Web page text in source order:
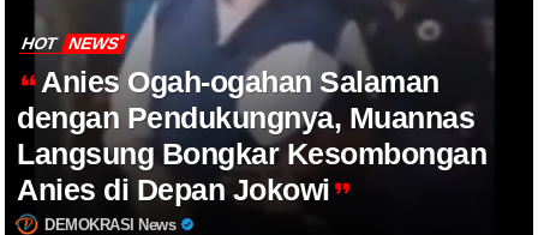
HOT NEWS
Anies Ogah-ogahan Salaman
dengan Pendukungnya, Muannas
Langsung Bongkar Kesombongan
Anies di Depan Jokowi
DEMOKRASI News